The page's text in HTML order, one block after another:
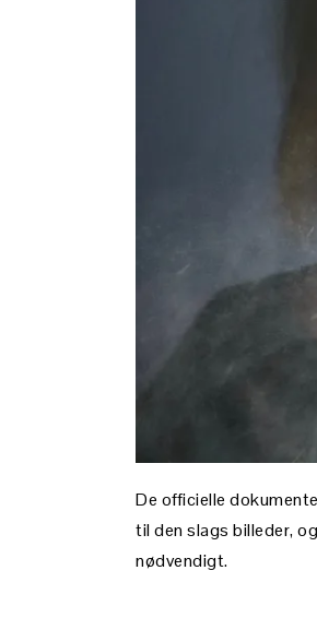
De officielle
til den slags billeder,
nødvendigt.